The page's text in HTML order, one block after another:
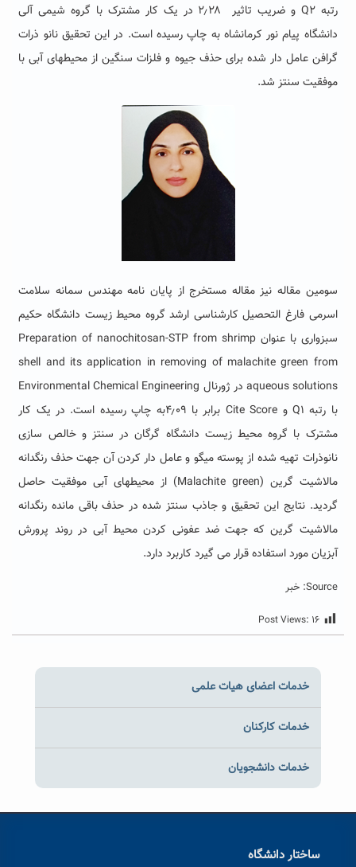
رتبه Q2 و ضریب تاثیر ۲٫۲۸ در یک کار مشترک با گروه شیمی آلی
دانشگاه پیام نور کرمانشاه به چاپ رسیده است. در این تحقیق نانو ذرات
گرافن عامل دار شده برای حذف جیوه و فلزات سنگین از محیطهای آبی با
موفقیت سنتز شد.
سومین مقاله نیز مقاله مستخرج از پایان نامه مهندس سمانه سلامت
اسرمی فارغ التحصیل کارشناسی ارشد گروه محیط زیست دانشگاه حکیم
سبزواری با عنوان Preparation of nanochitosan-STP from shrimp
shell and its application in removing of malachite green from
aqueous solutions در ژورنال Environmental Chemical Engineering
با رتبه Q1 و Cite Score برابر با ۴٫۰۹به چاپ رسیده است. در یک کار
مشترک با گروه محیط زیست دانشگاه گرگان در سنتز و خالص سازی
نانوذرات تهیه شده از پوسته میگو و عامل دار کردن آن جهت حذف رنگدانه
مالاشیت گرین (Malachite green) از محیطهای آبی موفقیت حاصل
گردید. نتایج این تحقیق و جاذب سنتز شده در حذف باقی مانده رنگدانه
مالاشیت گرین که جهت ضد عفونی کردن محیط آبی در روند پرورش
آبزیان مورد استفاده قرار می گیرد کاربرد دارد.
Source: خبر
Post Views: ۱۶
خدمات اعضای هیات علمی
خدمات کارکنان
خدمات دانشجویان
ساختار دانشگاه